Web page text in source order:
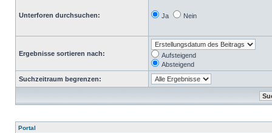
Unterforen durchsuchen: Ja Nein
Ergebnisse sortieren nach:
Aufsteigend
Absteigend
Suchzeitraum begrenzen:
Portal